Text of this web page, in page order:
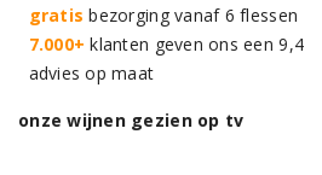
gratis bezorging vanaf 6 flessen
7.000+ klanten geven ons een 9,4
advies op maat
onze wijnen gezien op tv